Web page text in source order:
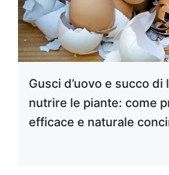
Gusci d’uovo e succo di
nutrire le piante: come
efficace e naturale